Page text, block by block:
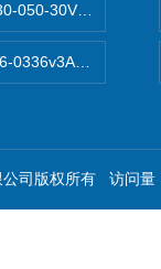
050-30V/-05A可调
0336v3A高精度小型
司版权所有 访问量